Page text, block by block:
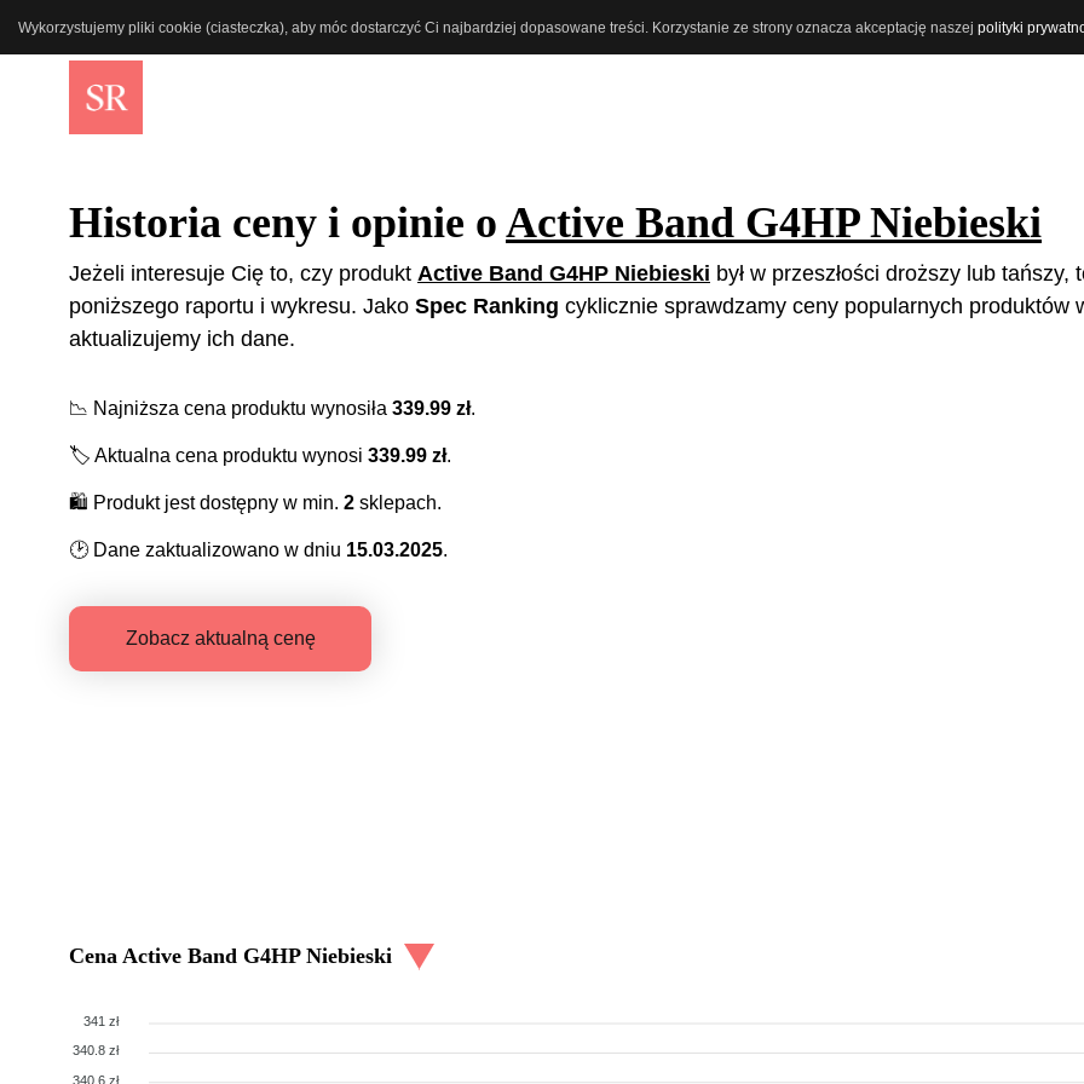
Wykorzystujemy pliki cookie (ciasteczka), aby móc dostarczyć Ci najbardziej dopasowane treści. Korzystanie ze strony oznacza akceptację naszej polityki
Historia ceny i opinie o Active Band G4HP Niebieski
Jeżeli interesuje Cię to, czy produkt Active Band G4HP Niebieski był w przeszłości droższy lub tańszy,
poniższego raportu i wykresu. Jako Spec Ranking cyklicznie sprawdzamy ceny popularnych produktów
aktualizujemy ich dane.
📉 Najniższa cena produktu wynosiła 339.99 zł.
🏷️ Aktualna cena produktu wynosi 339.99 zł.
🛍️ Produkt jest dostępny w min. 2 sklepach.
🕑 Dane zaktualizowano w dniu 15.03.2025.
Zobacz aktualną cenę
Cena Active Band G4HP Niebieski
341 zł
340.8 zł
340.6 zł